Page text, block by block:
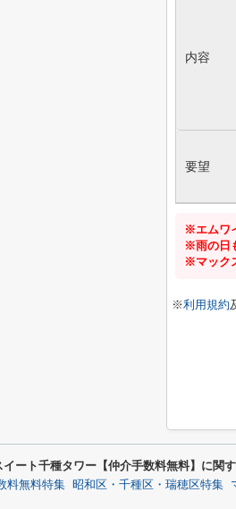
内容
要望
※エムワ
※雨の日
※マック
※利用規約
イート千種タワー【仲介手数料無料】に関
料無料特集 昭和区・千種区・瑞穂区特集